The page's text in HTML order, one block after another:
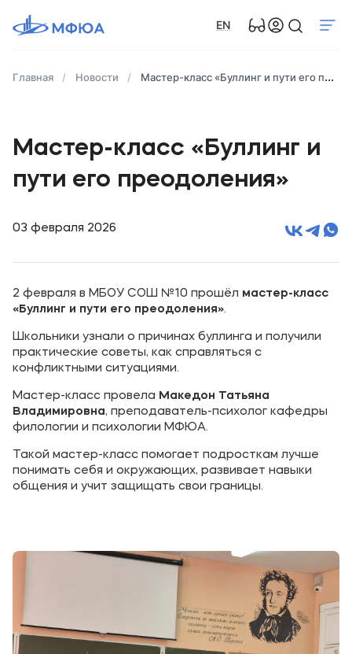
EN
Главная Новости Мастер-класс «Буллинг и пути его преодоления»
Мастер-класс «Буллинг и
пути его преодоления»
03 февраля 2026
2 февраля в МБОУ СОШ №10 прошёл мастер-класс
«Буллинг и пути его преодоления».
Школьники узнали о причинах буллинга и получили
практические советы, как справляться с
конфликтными ситуациями.
Мастер-класс провела Македон Татьяна
Владимировна, преподаватель-психолог кафедры
филологии и психологии МФЮА.
Такой мастер-класс помогает подросткам лучше
понимать себя и окружающих, развивает навыки
общения и учит защищать свои границы.